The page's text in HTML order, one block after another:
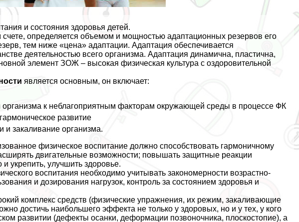
и состояния здоровья детей.
определяется объемом и мощностью адаптационных резервов его
тем ниже «цена» адаптации. Адаптация обеспечивается
деятельностью всего организма. Адаптация динамична, пластична,
элемент ЗОЖ – высокая физическая культура с оздоровительной
является основным, он включает:
организма к нeблагоприятным факторам окружающей среды в процессе ФК
развитие
закаливание организма.
физическое воспитание должно способствовать гармоничному
двигательные возможности; повышать защитные реакции
укрепить, улучшить здоровье.
воспитания необходимо учитывать закономерности возрастно-
и дозирования нагрузок, контроль за состоянием здоровья и
комплекс средств (физические упражнения, их режим, закаливающие
достичь наибольшего эффекта не только у здоровых, но и у тех, у кого
развитии (дефекты осанки, деформации позвоночника, плоскостопие), а